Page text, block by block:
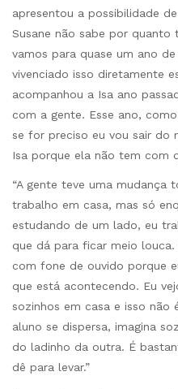
apresentou a possibilidade
Susane não sabe por quanto
vamos para quase um ano
vivenciado isso diretamente
acompanhou a Isa ano
com a gente. Esse ano,
se for preciso eu vou sair do
Isa porque ela não tem com
“A gente teve uma mudança
trabalho em casa, mas só
estudando de um lado, eu
que dá para ficar meio
com fone de ouvido porque
que está acontecendo. Eu
sozinhos em casa e isso
aluno se dispersa, imagina
do ladinho da outra. É
dê para levar.”